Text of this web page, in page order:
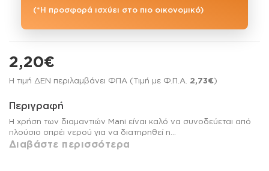
(*Η προσφορά ισχύει στο πιο οικονομικό)
2,20€
Η τιμή ΔΕΝ περιλαμβάνει ΦΠΑ (Τιμή με Φ.Π.Α. 2,73€)
Περιγραφή
Η χρήση των διαμαντιών Mani είναι καλό να συνοδεύεται από
πλούσιο σπρέι νερού για να διατηρηθεί η...
Διαβάστε περισσότερα